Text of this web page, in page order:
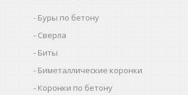
Буры по бетону
Сверла
Биты
Биметаллические коронки
Коронки по бетону